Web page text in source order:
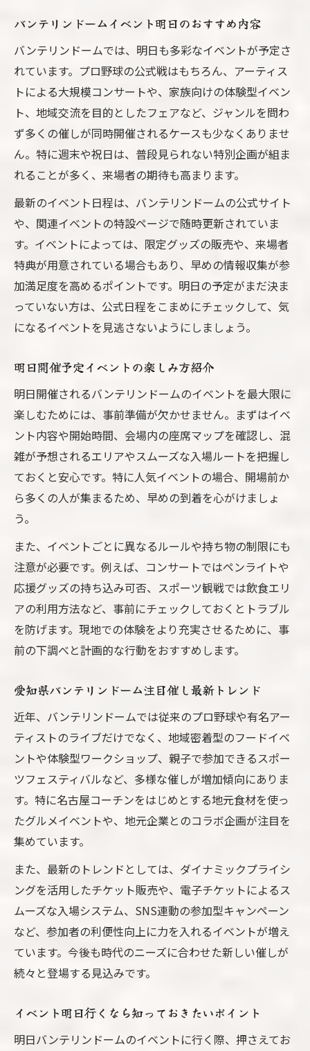
バンテリンドームイベント明日のおすすめ内容
バンテリンドームでは、明日も多彩なイベントが予定さ
れています。プロ野球の公式戦はもちろん、アーティス
トによる大規模コンサートや、家族向けの体験型イベン
ト、地域交流を目的としたフェアなど、ジャンルを問わ
ず多くの催しが同時開催されるケースも少なくありませ
ん。特に週末や祝日は、普段見られない特別企画が組ま
れることが多く、来場者の期待も高まります。
最新のイベント日程は、バンテリンドームの公式サイト
や、関連イベントの特設ページで随時更新されていま
す。イベントによっては、限定グッズの販売や、来場者
特典が用意されている場合もあり、早めの情報収集が参
加満足度を高めるポイントです。明日の予定がまだ決ま
っていない方は、公式日程をこまめにチェックして、気
になるイベントを見逃さないようにしましょう。
明日開催予定イベントの楽しみ方紹介
明日開催されるバンテリンドームのイベントを最大限に
楽しむためには、事前準備が欠かせません。まずはイベ
ント内容や開始時間、会場内の座席マップを確認し、混
雑が予想されるエリアやスムーズな入場ルートを把握し
ておくと安心です。特に人気イベントの場合、開場前か
ら多くの人が集まるため、早めの到着を心がけましょ
う。
また、イベントごとに異なるルールや持ち物の制限にも
注意が必要です。例えば、コンサートではペンライトや
応援グッズの持ち込み可否、スポーツ観戦では飲食エリ
アの利用方法など、事前にチェックしておくとトラブル
を防げます。現地での体験をより充実させるために、事
前の下調べと計画的な行動をおすすめします。
愛知県バンテリンドーム注目催し最新トレンド
近年、バンテリンドームでは従来のプロ野球や有名アー
ティストのライブだけでなく、地域密着型のフードイベ
ントや体験型ワークショップ、親子で参加できるスポー
ツフェスティバルなど、多様な催しが増加傾向にありま
す。特に名古屋コーチンをはじめとする地元食材を使っ
たグルメイベントや、地元企業とのコラボ企画が注目を
集めています。
また、最新のトレンドとしては、ダイナミックプライシ
ングを活用したチケット販売や、電子チケットによるス
ムーズな入場システム、SNS連動の参加型キャンペーン
など、参加者の利便性向上に力を入れるイベントが増え
ています。今後も時代のニーズに合わせた新しい催しが
続々と登場する見込みです。
イベント明日行くなら知っておきたいポイント
明日バンテリンドームのイベントに行く際、押さえてお